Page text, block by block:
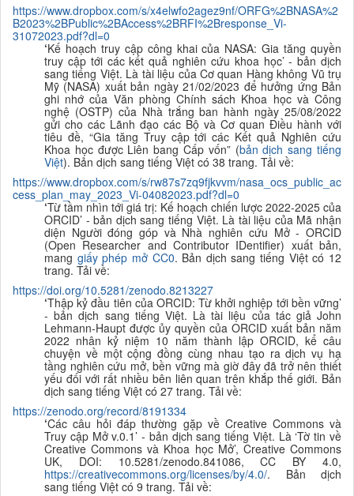
https://www.dropbox.com/s/x4elwfo2agez9nf/ORFG%2BNASA%2
B2023%2BPublic%2BAccess%2BRFI%2Bresponse_Vi-
31072023.pdf?dl=0
‘Kế hoạch truy cập công khai của NASA: Gia tăng quyền
truy cập tới các kết quả nghiên cứu khoa học’ - bản dịch
sang tiếng Việt. Là tài liệu của Cơ quan Hàng không Vũ trụ
Mỹ (NASA) xuất bản ngày 21/02/2023 để hưởng ứng Bản
ghi nhớ của Văn phòng Chính sách Khoa học và Công
nghệ (OSTP) của Nhà trắng ban hành ngày 25/08/2022
gửi cho các Lãnh đạo các Bộ và Cơ quan Điều hành với
tiêu đề, “Gia tăng Truy cập tới các Kết quả Nghiên cứu
Khoa học được Liên bang Cấp vốn” (bản dịch sang tiếng
Việt). Bản dịch sang tiếng Việt có 38 trang. Tải về:
https://www.dropbox.com/s/rw87s7zq9fjkvvm/nasa_ocs_public_ac
cess_plan_may_2023_Vi-04082023.pdf?dl=0
‘Từ tầm nhìn tới giá trị: Kế hoạch chiến lược 2022-2025 của
ORCID’ - bản dịch sang tiếng Việt. Là tài liệu của Mã nhận
diện Người đóng góp và Nhà nghiên cứu Mở - ORCID
(Open Researcher and Contributor IDentifier) xuất bản,
mang giấy phép mở CC0. Bản dịch sang tiếng Việt có 12
trang. Tải về:
https://doi.org/10.5281/zenodo.8213227
‘Thập kỷ đầu tiên của ORCID: Từ khởi nghiệp tới bền vững’
- bản dịch sang tiếng Việt. Là tài liệu của tác giả John
Lehmann-Haupt được ủy quyền của ORCID xuất bản năm
2022 nhân kỷ niệm 10 năm thành lập ORCID, kể câu
chuyện về một cộng đồng cùng nhau tạo ra dịch vụ hạ
tầng nghiên cứu mở, bền vững mà giờ đây đã trở nên thiết
yếu đối với rất nhiều bên liên quan trên khắp thế giới. Bản
dịch sang tiếng Việt có 27 trang. Tải về:
https://zenodo.org/record/8191334
‘Các câu hỏi đáp thường gặp về Creative Commons và
Truy cập Mở v.0.1 ’ - bản dịch sang tiếng Việt. Là ‘Tờ tin về
Creative Commons và Khoa học Mở’, Creative Commons
UK, DOI: 10.5281/zenodo.841086, CC BY 4.0,
https://creativecommons.org/licenses/by/4.0/. Bản dịch
sang tiếng Việt có 9 trang. Tải về: